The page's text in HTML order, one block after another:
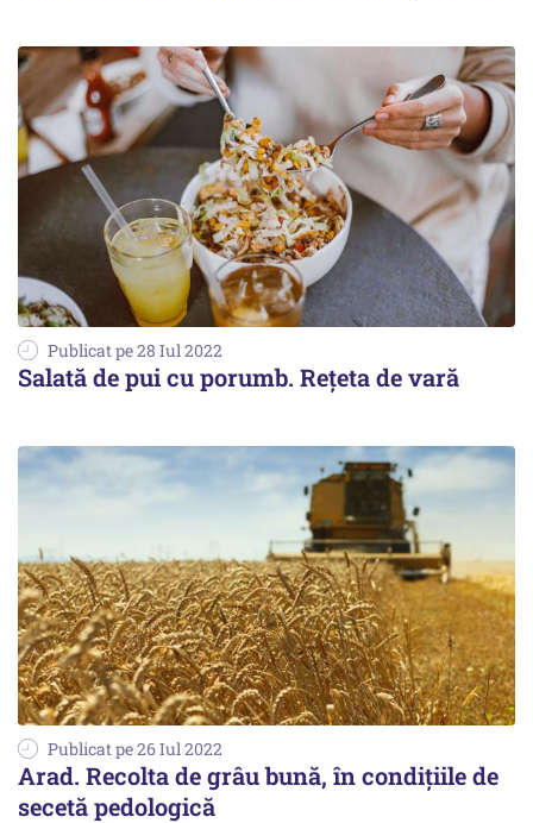
Publicat pe 28 Iul 2022
Salată de pui cu porumb. Rețeta de vară
Publicat pe 26 Iul 2022
Arad. Recolta de grâu bună, în condițiile de
secetă pedologică